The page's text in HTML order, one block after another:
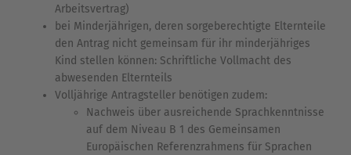
Arbeitsvertrag)
bei Minderjährigen, deren sorgeberechtigte Elternteile
den Antrag nicht gemeinsam für ihr minderjähriges
Kind stellen können: Schriftliche Vollmacht des
abwesenden Elternteils
Volljährige Antragsteller benötigen zudem:
Nachweis über ausreichende Sprachkenntnisse
auf dem Niveau B 1 des Gemeinsamen
Europäischen Referenzrahmens für Sprachen